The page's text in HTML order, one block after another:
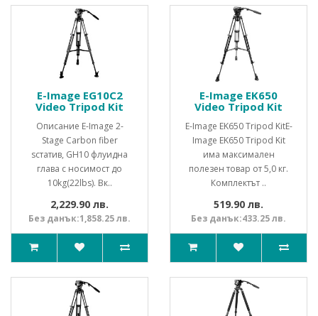
E-Image EG10C2
Video Tripod Kit
Описание E-Image 2-
Stage Carbon fiber
sстатив, GH10 флуидна
глава с носимост до
10kg(22lbs). Вк..
2,229.90 лв.
Без данък:1,858.25 лв.
E-Image EK650
Video Tripod Kit
E-Image EK650 Tripod KitE-
Image EK650 Tripod Kit
има максимален
полезен товар от 5,0 кг.
Комплектът ..
519.90 лв.
Без данък:433.25 лв.